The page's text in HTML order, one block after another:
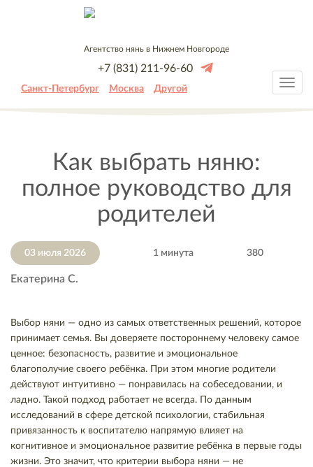
Агентство нянь в Нижнем Новгороде
+7 (831) 211-96-60
Санкт-Петербург Москва Другой
Как выбрать няню:
полное руководство для
родителей
03 июля 2026 1 минута 380
Екатерина С.
Выбор няни — одно из самых ответственных решений, которое
принимает семья. Вы доверяете постороннему человеку самое
ценное: безопасность, развитие и эмоциональное
благополучие своего ребёнка. При этом многие родители
действуют интуитивно — понравилась на собеседовании, и
ладно. Такой подход работает не всегда. По данным
исследований в сфере детской психологии, стабильная
привязанность к воспитателю напрямую влияет на
когнитивное и эмоциональное развитие ребёнка в первые годы
жизни. Это значит, что критерии выбора няни — не